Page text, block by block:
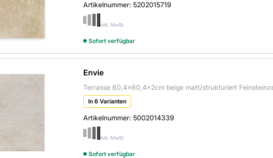
Artikelnummer: 5202015719
inkl. MwSt.
Sofort verfügbar
Envie
Terrasse 60,4x60,4x2cm beige matt/strukturiert
In 6 Varianten
Artikelnummer: 5002014339
inkl. MwSt.
Sofort verfügbar